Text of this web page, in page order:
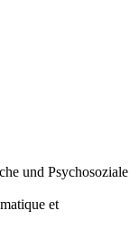
und Psychosoziale
et